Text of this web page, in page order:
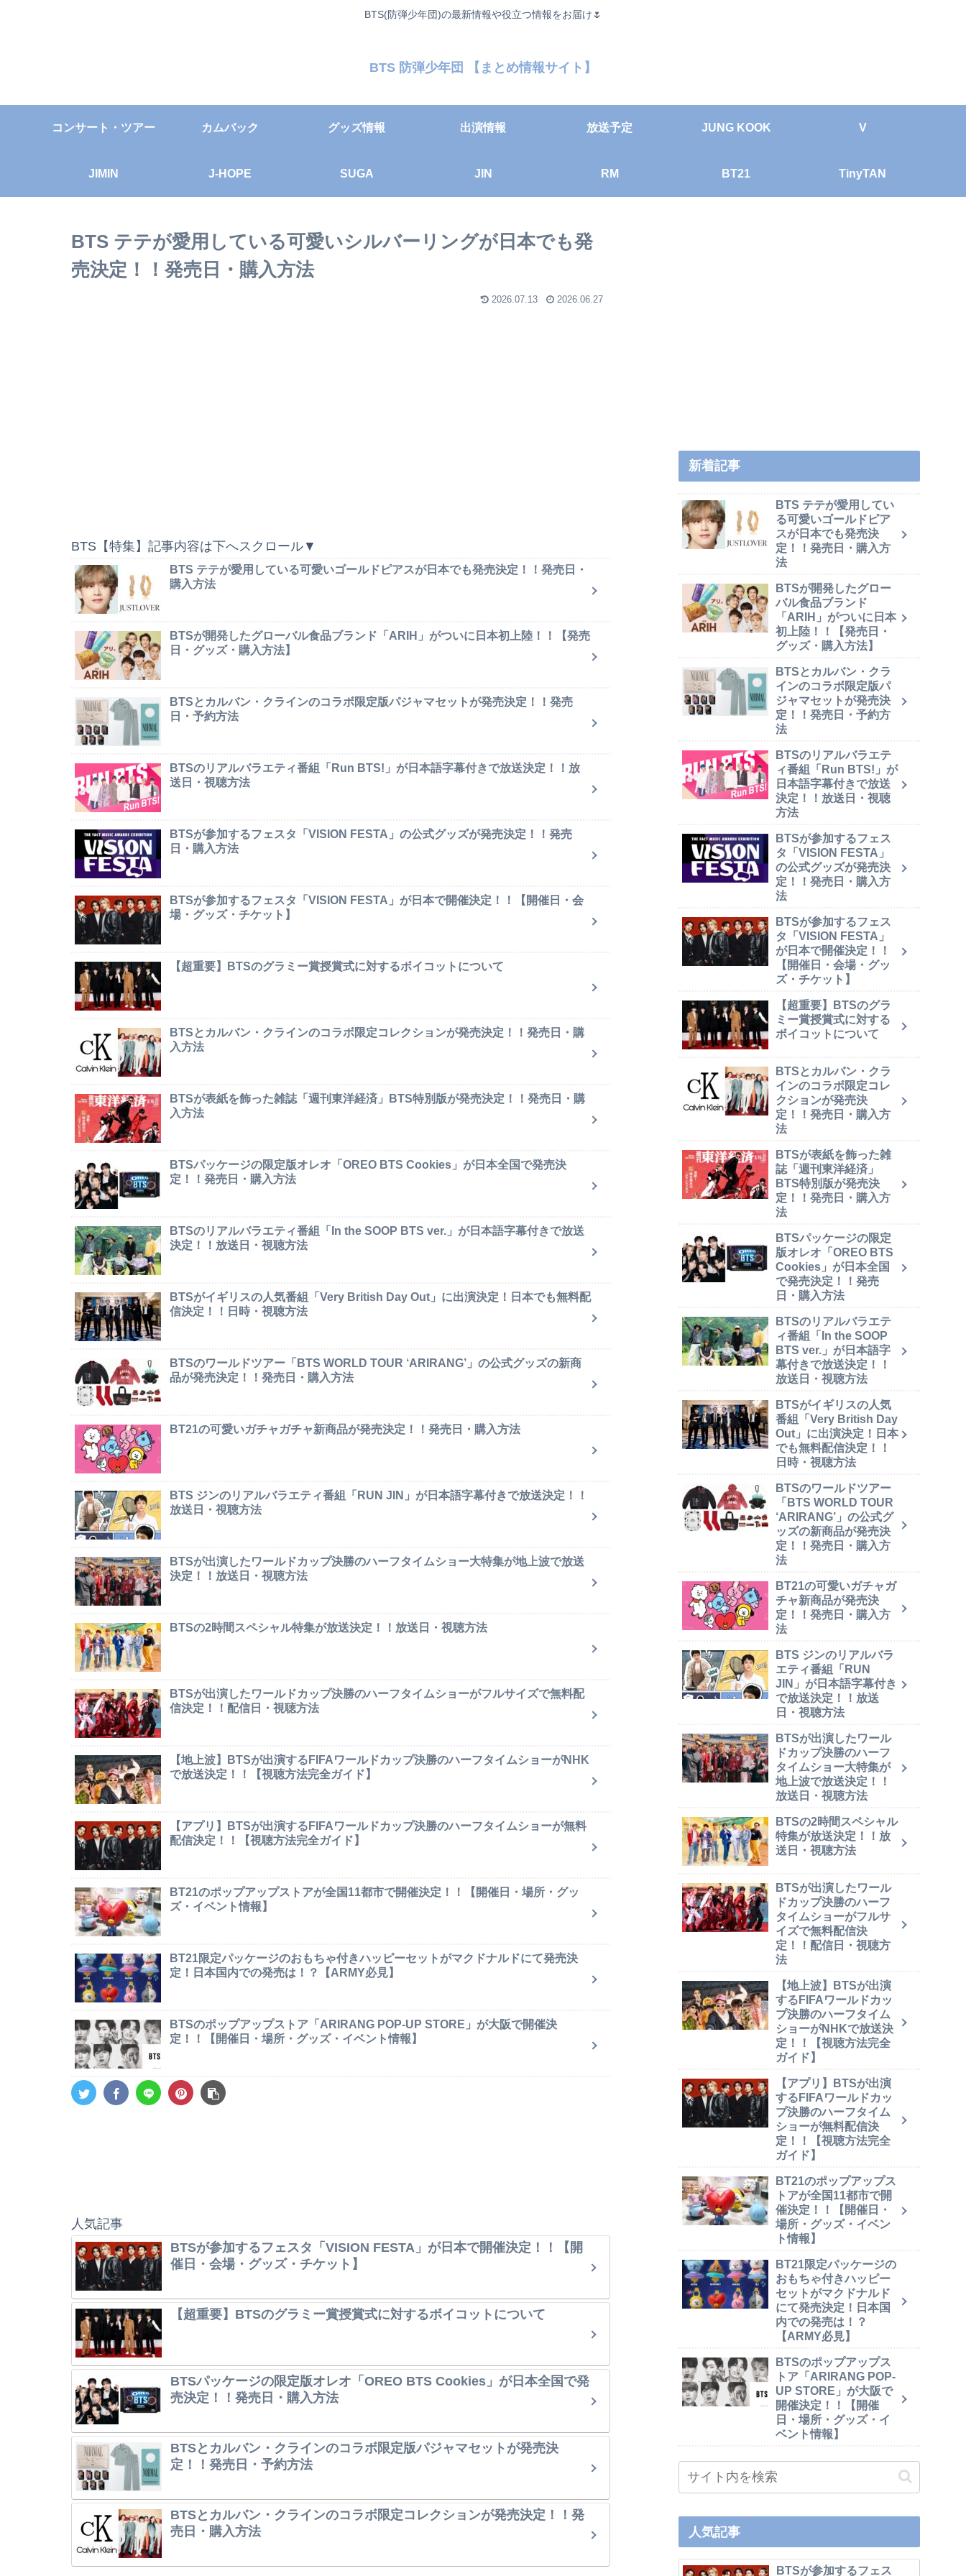
BTS(防弾少年団)の最新情報や役立つ情報をお届け🌷
BTS 防弾少年団 【まとめ情報サイト】
コンサート・ツアー カムバック グッズ情報 出演情報 放送予定 JUNG KOOK V
JIMIN J-HOPE SUGA JIN RM BT21 TinyTAN
BTS テテが愛用している可愛いシルバーリングが日本でも発
売決定！！発売日・購入方法
2026.07.13 2026.06.27
BTS【特集】記事内容は下へスクロール▼
BTS テテが愛用している可愛いゴールドピアスが日本でも発売決定！！発売日・
購入方法
BTSが開発したグローバル食品ブランド「ARIH」がついに日本初上陸！！【発売
日・グッズ・購入方法】
BTSとカルバン・クラインのコラボ限定版パジャマセットが発売決定！！発売
日・予約方法
BTSのリアルバラエティ番組「Run BTS!」が日本語字幕付きで放送決定！！放
送日・視聴方法
BTSが参加するフェスタ「VISION FESTA」の公式グッズが発売決定！！発売
日・購入方法
BTSが参加するフェスタ「VISION FESTA」が日本で開催決定！！【開催日・会
場・グッズ・チケット】
【超重要】BTSのグラミー賞授賞式に対するボイコットについて
BTSとカルバン・クラインのコラボ限定コレクションが発売決定！！発売日・購
入方法
BTSが表紙を飾った雑誌「週刊東洋経済」BTS特別版が発売決定！！発売日・購
入方法
BTSパッケージの限定版オレオ「OREO BTS Cookies」が日本全国で発売決
定！！発売日・購入方法
BTSのリアルバラエティ番組「In the SOOP BTS ver.」が日本語字幕付きで放送
決定！！放送日・視聴方法
BTSがイギリスの人気番組「Very British Day Out」に出演決定！日本でも無料配
信決定！！日時・視聴方法
BTSのワールドツアー「BTS WORLD TOUR ‘ARIRANG’」の公式グッズの新商
品が発売決定！！発売日・購入方法
BT21の可愛いガチャガチャ新商品が発売決定！！発売日・購入方法
BTS ジンのリアルバラエティ番組「RUN JIN」が日本語字幕付きで放送決定！！
放送日・視聴方法
BTSが出演したワールドカップ決勝のハーフタイムショー大特集が地上波で放送
決定！！放送日・視聴方法
BTSの2時間スペシャル特集が放送決定！！放送日・視聴方法
BTSが出演したワールドカップ決勝のハーフタイムショーがフルサイズで無料配
信決定！！配信日・視聴方法
【地上波】BTSが出演するFIFAワールドカップ決勝のハーフタイムショーがNHK
で放送決定！！【視聴方法完全ガイド】
【アプリ】BTSが出演するFIFAワールドカップ決勝のハーフタイムショーが無料
配信決定！！【視聴方法完全ガイド】
BT21のポップアップストアが全国11都市で開催決定！！【開催日・場所・グッ
ズ・イベント情報】
BT21限定パッケージのおもちゃ付きハッピーセットがマクドナルドにて発売決
定！日本国内での発売は！？【ARMY必見】
BTSのポップアップストア「ARIRANG POP-UP STORE」が大阪で開催決
定！！【開催日・場所・グッズ・イベント情報】
人気記事
BTSが参加するフェスタ「VISION FESTA」が日本で開催決定！！【開
催日・会場・グッズ・チケット】
【超重要】BTSのグラミー賞授賞式に対するボイコットについて
BTSパッケージの限定版オレオ「OREO BTS Cookies」が日本全国で発
売決定！！発売日・購入方法
BTSとカルバン・クラインのコラボ限定版パジャマセットが発売決
定！！発売日・予約方法
BTSとカルバン・クラインのコラボ限定コレクションが発売決定！！発
売日・購入方法
新着記事
BTS テテが愛用してい
る可愛いゴールドピア
スが日本でも発売決
定！！発売日・購入方
法
BTSが開発したグロー
バル食品ブランド
「ARIH」がついに日本
初上陸！！【発売日・
グッズ・購入方法】
BTSとカルバン・クラ
インのコラボ限定版パ
ジャマセットが発売決
定！！発売日・予約方
法
BTSのリアルバラエテ
ィ番組「Run BTS!」が
日本語字幕付きで放送
決定！！放送日・視聴
方法
BTSが参加するフェス
タ「VISION FESTA」
の公式グッズが発売決
定！！発売日・購入方
法
BTSが参加するフェス
タ「VISION FESTA」
が日本で開催決定！！
【開催日・会場・グッ
ズ・チケット】
【超重要】BTSのグラ
ミー賞授賞式に対する
ボイコットについて
BTSとカルバン・クラ
インのコラボ限定コレ
クションが発売決
定！！発売日・購入方
法
BTSが表紙を飾った雑
誌「週刊東洋経済」
BTS特別版が発売決
定！！発売日・購入方
法
BTSパッケージの限定
版オレオ「OREO BTS
Cookies」が日本全国
で発売決定！！発売
日・購入方法
BTSのリアルバラエテ
ィ番組「In the SOOP
BTS ver.」が日本語字
幕付きで放送決定！！
放送日・視聴方法
BTSがイギリスの人気
番組「Very British Day
Out」に出演決定！日本
でも無料配信決定！！
日時・視聴方法
BTSのワールドツアー
「BTS WORLD TOUR
‘ARIRANG’」の公式グ
ッズの新商品が発売決
定！！発売日・購入方
法
BT21の可愛いガチャガ
チャ新商品が発売決
定！！発売日・購入方
法
BTS ジンのリアルバラ
エティ番組「RUN
JIN」が日本語字幕付き
で放送決定！！放送
日・視聴方法
BTSが出演したワール
ドカップ決勝のハーフ
タイムショー大特集が
地上波で放送決定！！
放送日・視聴方法
BTSの2時間スペシャル
特集が放送決定！！放
送日・視聴方法
BTSが出演したワール
ドカップ決勝のハーフ
タイムショーがフルサ
イズで無料配信決
定！！配信日・視聴方
法
【地上波】BTSが出演
するFIFAワールドカッ
プ決勝のハーフタイム
ショーがNHKで放送決
定！！【視聴方法完全
ガイド】
【アプリ】BTSが出演
するFIFAワールドカッ
プ決勝のハーフタイム
ショーが無料配信決
定！！【視聴方法完全
ガイド】
BT21のポップアップス
トアが全国11都市で開
催決定！！【開催日・
場所・グッズ・イベン
ト情報】
BT21限定パッケージの
おもちゃ付きハッピー
セットがマクドナルド
にて発売決定！日本国
内での発売は！？
【ARMY必見】
BTSのポップアップス
トア「ARIRANG POP-
UP STORE」が大阪で
開催決定！！【開催
日・場所・グッズ・イ
ベント情報】
人気記事
BTSが参加するフェス